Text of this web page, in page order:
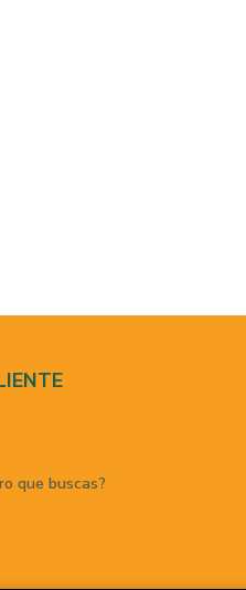
que buscas?